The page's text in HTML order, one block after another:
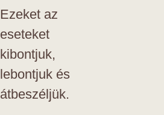
Ezeket az
eseteket
kibontjuk,
lebontjuk és
átbeszéljük.